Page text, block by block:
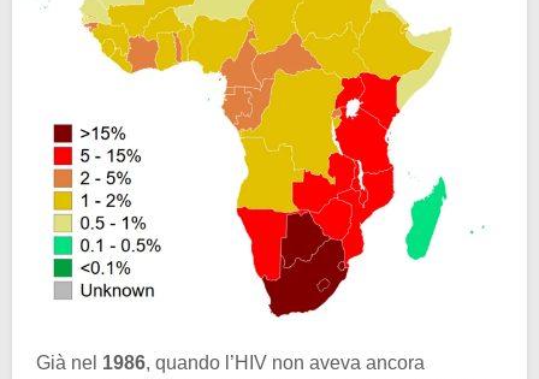
Già nel 1986, quando l’HIV non aveva ancora